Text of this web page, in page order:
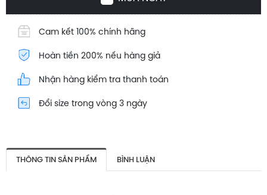
Cam kết 100% chính hãng
Hoàn tiền 200% nếu hàng giả
Nhận hàng kiểm tra thanh toán
Đổi size trong vòng 3 ngày
THÔNG TIN SẢN PHẨM BÌNH LUẬN